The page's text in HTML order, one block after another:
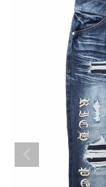
ブランドメニュー
スタイリング
ニュース・特集